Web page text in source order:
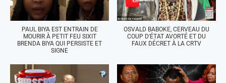
PAUL BIYA EST ENTRAIN DE
MOURIR À PETIT FEU SIXIT
BRENDA BIYA QUI PERSISTE ET
SIGNE
OSVALD BABOKE, CERVEAU DU
COUP D'ÉTAT AVORTÉ ET DU
FAUX DÉCRET À LA CRTV